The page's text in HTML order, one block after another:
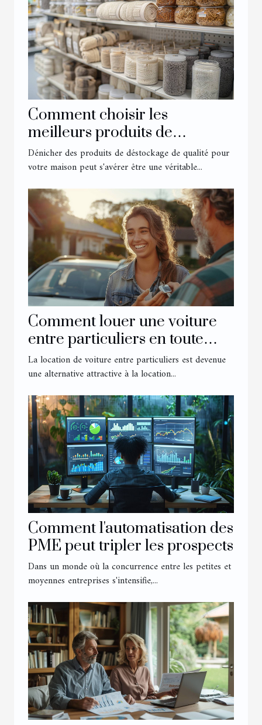
Comment choisir les
meilleurs produits de
déstockage en ligne pour
votre maison
Dénicher des produits de déstockage de qualité pour
votre maison peut s'avérer être une véritable...
Comment louer une voiture
entre particuliers en toute
sécurité
La location de voiture entre particuliers est devenue
une alternative attractive à la location...
Comment l'automatisation des
PME peut tripler les prospects
Dans un monde où la concurrence entre les petites et
moyennes entreprises s'intensifie,...